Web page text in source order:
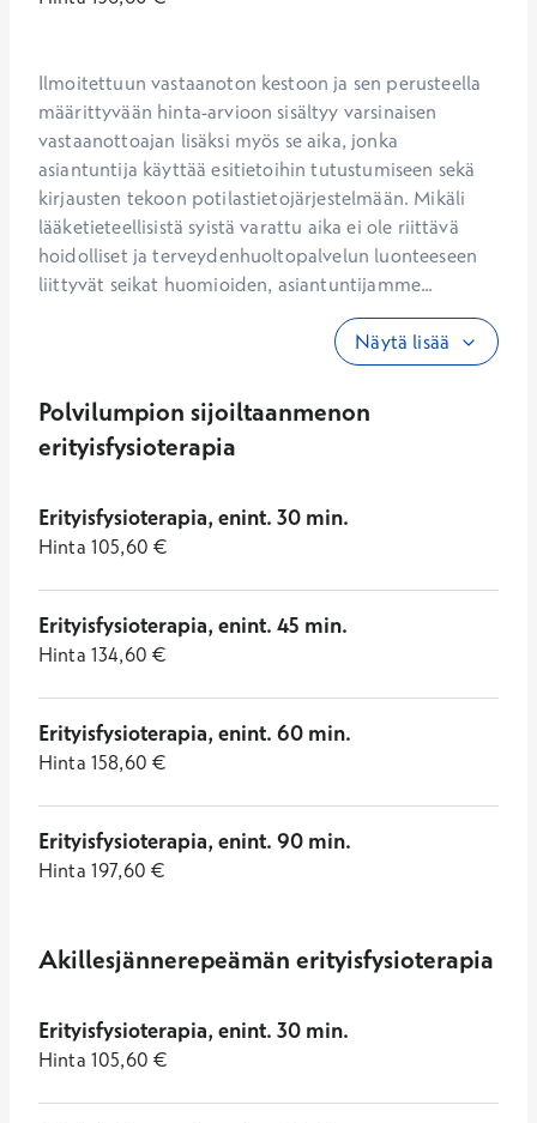
Ilmoitettuun vastaanoton kestoon ja sen perusteella
määrittyvään hinta-arvioon sisältyy varsinaisen
vastaanottoajan lisäksi myös se aika, jonka
asiantuntija käyttää esitietoihin tutustumiseen sekä
kirjausten tekoon potilastietojärjestelmään. Mikäli
lääketieteellisistä syistä varattu aika ei ole riittävä
hoidolliset ja terveydenhuoltopalvelun luonteeseen
liittyvät seikat huomioiden, asiantuntijamme...
Näytä lisää
Polvilumpion sijoiltaanmenon
erityisfysioterapia
Erityisfysioterapia, enint. 30 min.
Hinta 105,60 €
Erityisfysioterapia, enint. 45 min.
Hinta 134,60 €
Erityisfysioterapia, enint. 60 min.
Hinta 158,60 €
Erityisfysioterapia, enint. 90 min.
Hinta 197,60 €
Akillesjännerepeämän erityisfysioterapia
Erityisfysioterapia, enint. 30 min.
Hinta 105,60 €